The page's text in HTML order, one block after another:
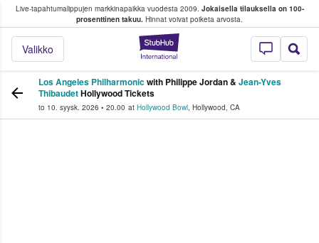
Live-tapahtumalippujen markkinapaikka vuodesta 2009. Jokaisella tilauksella on 100-
prosenttinen takuu. Hinnat voivat poiketa arvosta.
StubHub -
Valikko
fanit ostavat ja myyvät lippuja
Los Angeles Philharmonicwith Philippe Jordan & Jean-Yves
ThibaudetHollywood Tickets
to 10. syysk. 2026 • 20.00 at Hollywood Bowl, Hollywood, CA